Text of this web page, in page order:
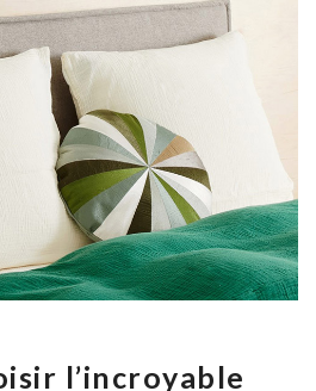
l’incroyable